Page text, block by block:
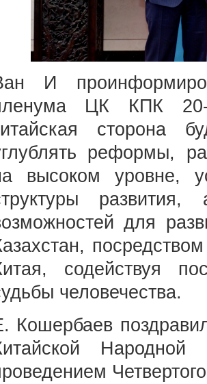
И
ЦК КПК 20-
сторона
реформы,
высоком уровне,
для
содействуя
человечества.
Кошербаев